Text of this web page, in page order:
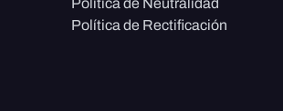
Política de Neutralidad
Política de Rectificación